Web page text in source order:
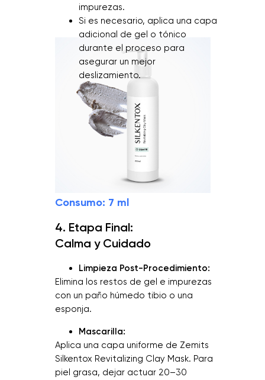
4. Etapa Final:
Calma y Cuidado
impurezas.
Si es necesario, aplica una capa
adicional de gel o tónico
durante el proceso para
asegurar un mejor
deslizamiento.
Limpieza Post-Procedimiento:
Elimina los restos de gel e impurezas
con un paño húmedo tibio o una
esponja.
Mascarilla:
Aplica una capa uniforme de Zemits
Silkentox Revitalizing Clay Mask. Para
piel grasa, dejar actuar 20–30
Consumo: 7 ml
OPINIONES Y LLAMADA
A LA ACCIÓN